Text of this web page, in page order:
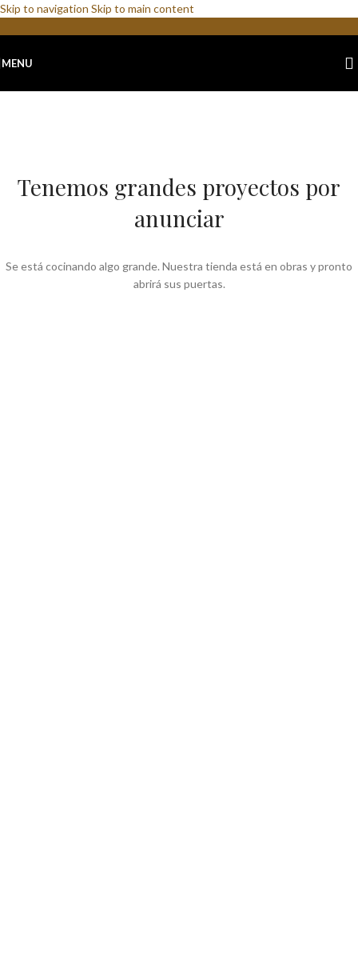
Skip to navigation Skip to main content
MENU
Tenemos grandes proyectos por
anunciar
Se está cocinando algo grande. Nuestra tienda está en obras y pronto
abrirá sus puertas.